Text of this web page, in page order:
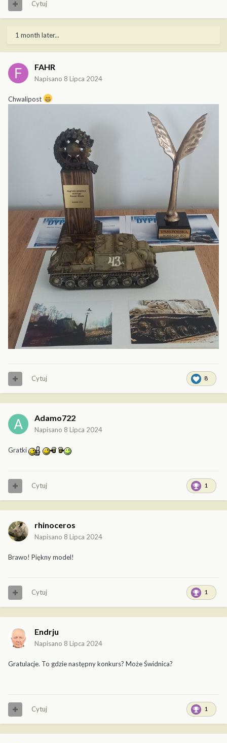
Cytuj
1 month later...
FAHR
Napisano 8 Lipca 2024
Chwalipost
8
Cytuj
Adamo722
Napisano 8 Lipca 2024
Gratki
1
Cytuj
rhinoceros
Napisano 8 Lipca 2024
Brawo! Piękny model!
1
Cytuj
Endrju
Napisano 8 Lipca 2024
Gratulacje. To gdzie następny konkurs? Może Świdnica?
1
Cytuj